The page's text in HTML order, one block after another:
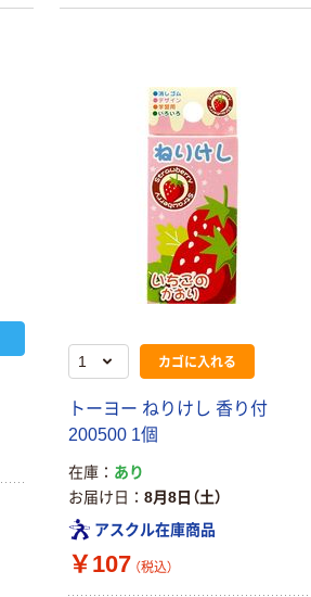
カゴに入れる
トーヨー ねりけし 香り付
200500 1個
在庫
あり
お届け日
8月8日（土）
アスクル在庫商品
￥107 （税込）